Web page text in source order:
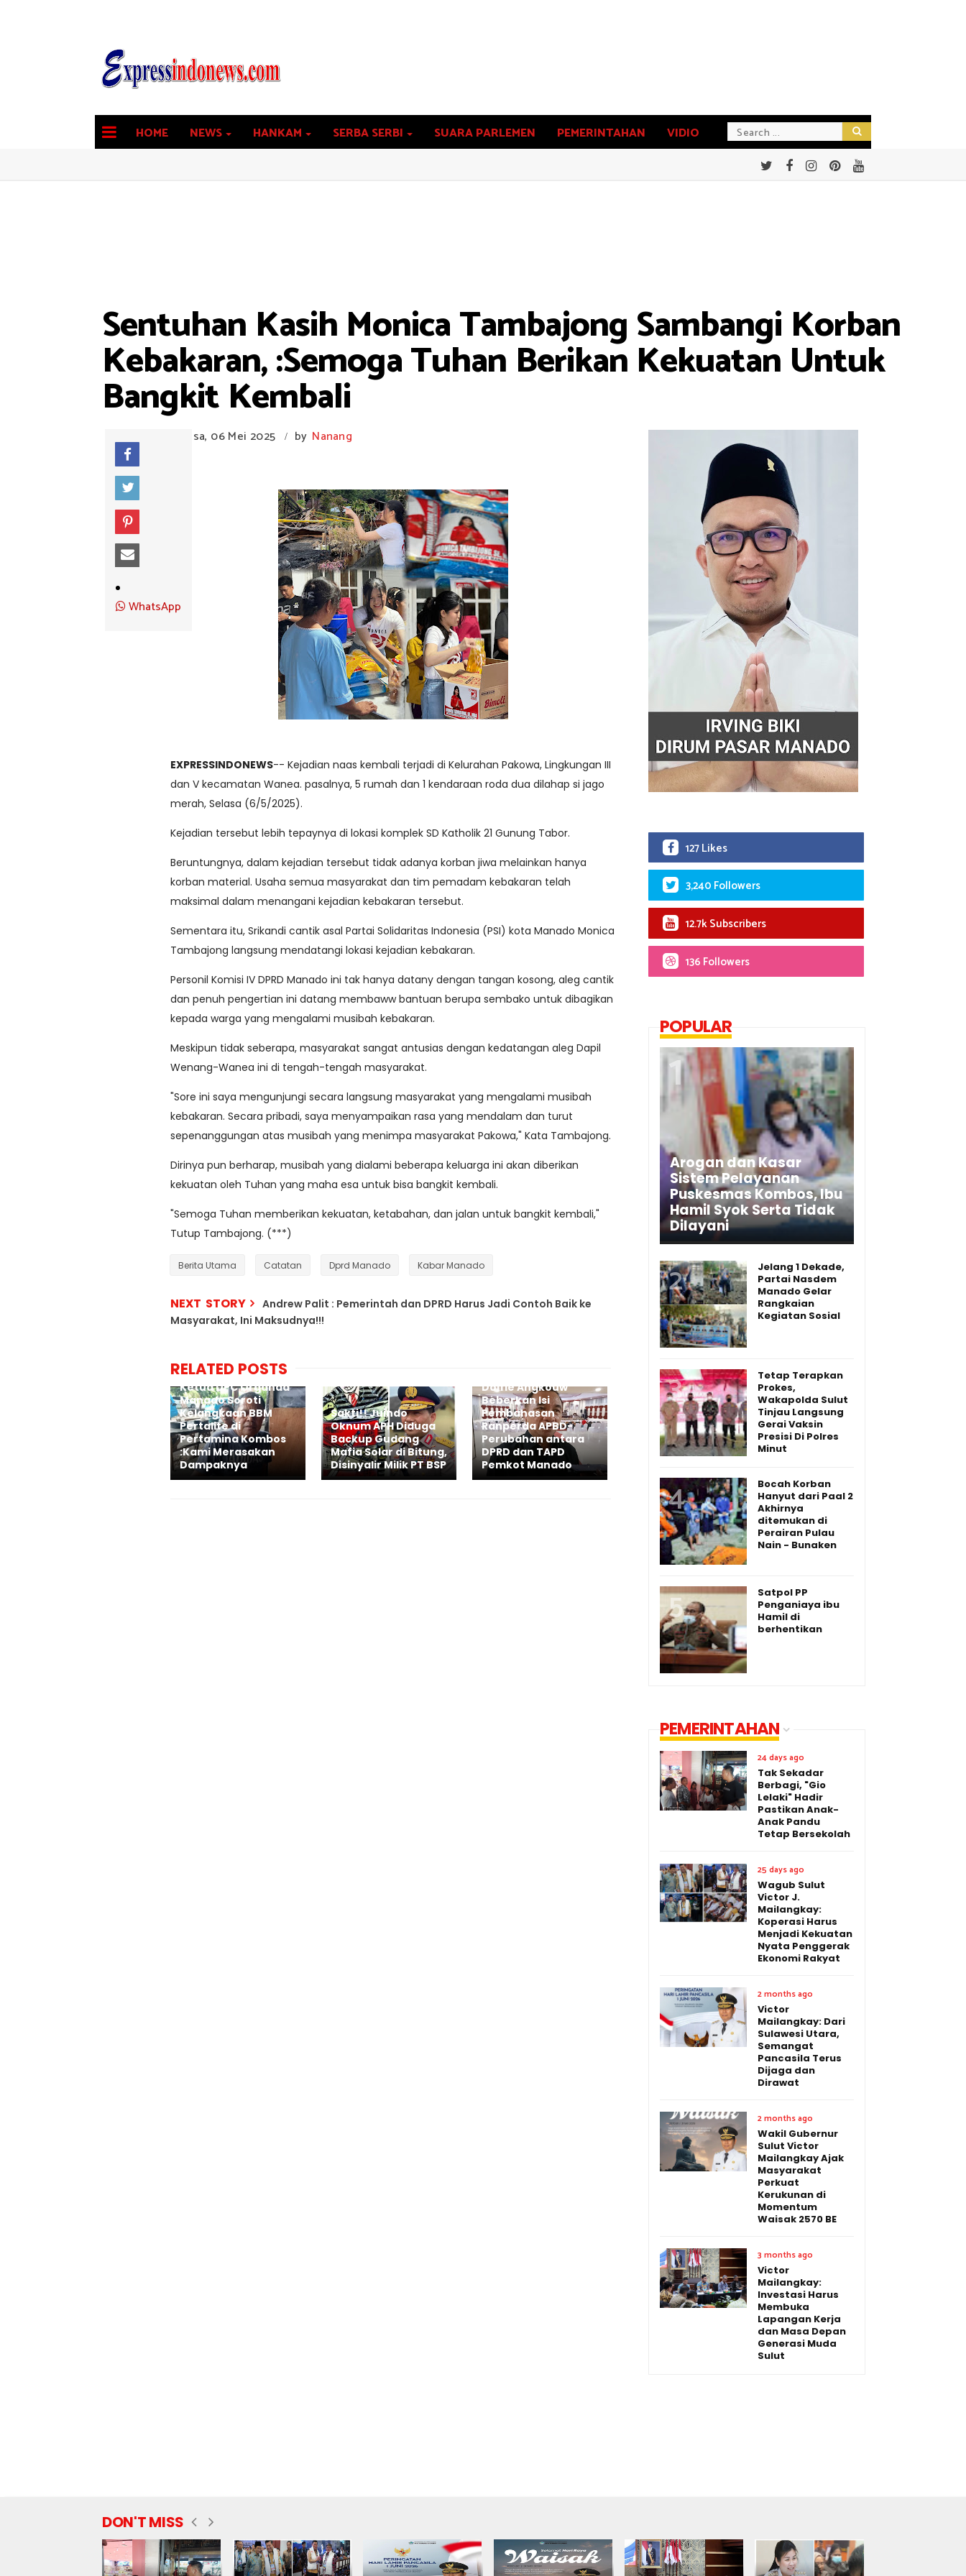
HOME NEWS HANKAM SERBA SERBI SUARA PARLEMEN PEMERINTAHAN VIDIO
Sentuhan Kasih Monica Tambajong Sambangi Korban
Kebakaran, :Semoga Tuhan Berikan Kekuatan Untuk
Bangkit Kembali
Selasa, 06 Mei 2025 / by Nanang
WhatsApp
EXPRESSINDONEWS-- Kejadian naas kembali terjadi di Kelurahan Pakowa, Lingkungan III
dan V kecamatan Wanea. pasalnya, 5 rumah dan 1 kendaraan roda dua dilahap si jago
merah, Selasa (6/5/2025).
Kejadian tersebut lebih tepaynya di lokasi komplek SD Katholik 21 Gunung Tabor.
Beruntungnya, dalam kejadian tersebut tidak adanya korban jiwa melainkan hanya
korban material. Usaha semua masyarakat dan tim pemadam kebakaran telah
maksimal dalam menangani kejadian kebakaran tersebut.
Sementara itu, Srikandi cantik asal Partai Solidaritas Indonesia (PSI) kota Manado Monica
Tambajong langsung mendatangi lokasi kejadian kebakaran.
Personil Komisi IV DPRD Manado ini tak hanya datany dengan tangan kosong, aleg cantik
dan penuh pengertian ini datang membaww bantuan berupa sembako untuk dibagikan
kepada warga yang mengalami musibah kebakaran.
Meskipun tidak seberapa, masyarakat sangat antusias dengan kedatangan aleg Dapil
Wenang-Wanea ini di tengah-tengah masyarakat.
"Sore ini saya mengunjungi secara langsung masyarakat yang mengalami musibah
kebakaran. Secara pribadi, saya menyampaikan rasa yang mendalam dan turut
sepenanggungan atas musibah yang menimpa masyarakat Pakowa," Kata Tambajong.
Dirinya pun berharap, musibah yang dialami beberapa keluarga ini akan diberikan
kekuatan oleh Tuhan yang maha esa untuk bisa bangkit kembali.
"Semoga Tuhan memberikan kekuatan, ketabahan, dan jalan untuk bangkit kembali,"
Tutup Tambajong. (***)
Berita Utama Catatan Dprd Manado Kabar Manado
NEXT STORY
Andrew Palit : Pemerintah dan DPRD Harus Jadi Contoh Baik ke
Masyarakat, Ini Maksudnya!!!
RELATED POSTS
Ketua DPC Organda
Manado Soroti
Kelangkaan BBM
Pertalite di
Pertamina Kombos
:Kami Merasakan
Dampaknya
Sakti!! Juindo
Oknum APH Diduga
Backup Gudang
Mafia Solar di Bitung,
Disinyalir Milik PT BSP
Dolfie Angkouw
Beberkan Isi
Pembahasan
Ranperda APBD-
Perubahan antara
DPRD dan TAPD
Pemkot Manado
127 Likes
3,240 Followers
12.7k Subscribers
136 Followers
POPULAR
Arogan dan Kasar
Sistem Pelayanan
Puskesmas Kombos, Ibu
Hamil Syok Serta Tidak
Dilayani
Jelang 1 Dekade,
Partai Nasdem
Manado Gelar
Rangkaian
Kegiatan Sosial
Tetap Terapkan
Prokes,
Wakapolda Sulut
Tinjau Langsung
Gerai Vaksin
Presisi Di Polres
Minut
Bocah Korban
Hanyut dari Paal 2
Akhirnya
ditemukan di
Perairan Pulau
Nain - Bunaken
Satpol PP
Penganiaya ibu
Hamil di
berhentikan
PEMERINTAHAN
24 days ago
Tak Sekadar
Berbagi, "Gio
Lelaki" Hadir
Pastikan Anak-
Anak Pandu
Tetap Bersekolah
25 days ago
Wagub Sulut
Victor J.
Mailangkay:
Koperasi Harus
Menjadi Kekuatan
Nyata Penggerak
Ekonomi Rakyat
2 months ago
Victor
Mailangkay: Dari
Sulawesi Utara,
Semangat
Pancasila Terus
Dijaga dan
Dirawat
2 months ago
Wakil Gubernur
Sulut Victor
Mailangkay Ajak
Masyarakat
Perkuat
Kerukunan di
Momentum
Waisak 2570 BE
3 months ago
Victor
Mailangkay:
Investasi Harus
Membuka
Lapangan Kerja
dan Masa Depan
Generasi Muda
Sulut
DON'T MISS